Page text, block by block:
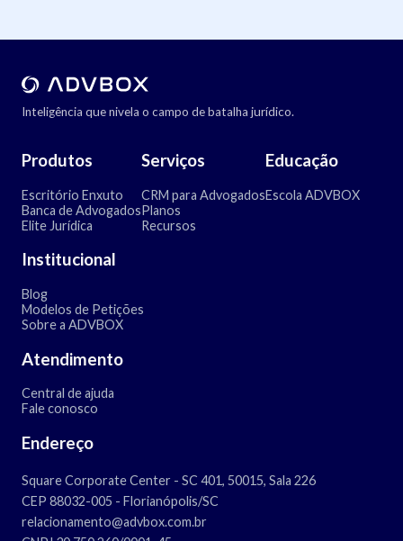
Inteligência que nivela o campo de batalha jurídico.
Produtos
Escritório Enxuto
Banca de Advogados
Elite Jurídica
Serviços
CRM para Advogados
Planos
Recursos
Educação
Escola ADVBOX
Institucional
Blog
Modelos de Petições
Sobre a ADVBOX
Atendimento
Central de ajuda
Fale conosco
Endereço
Square Corporate Center - SC 401, 50015, Sala 226
CEP 88032-005 - Florianópolis/SC
relacionamento@advbox.com.br